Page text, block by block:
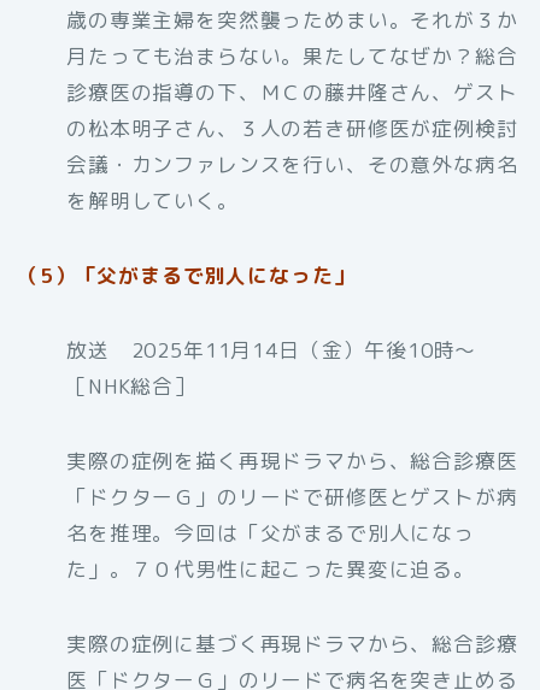
歳の専業主婦を突然襲っためまい。それが３か
月たっても治まらない。果たしてなぜか？総合
診療医の指導の下、ＭＣの藤井隆さん、ゲスト
の松本明子さん、３人の若き研修医が症例検討
会議・カンファレンスを行い、その意外な病名
を解明していく。
（5）「父がまるで別人になった」
放送 2025年11月14日（金）午後10時〜
［NHK総合］
実際の症例を描く再現ドラマから、総合診療医
「ドクターＧ」のリードで研修医とゲストが病
名を推理。今回は「父がまるで別人になっ
た」。７０代男性に起こった異変に迫る。
実際の症例に基づく再現ドラマから、総合診療
医「ドクターＧ」のリードで病名を突き止める